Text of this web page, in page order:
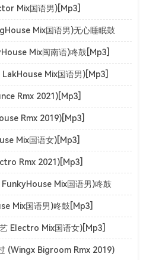
Mix国语男)[Mp3]
Mix国语男)无心睡眠鼓
Mix闽南语)咚鼓[Mp3]
Mix国语男)[Mp3]
Rmx 2021)[Mp3]
Rmx 2019)[Mp3]
Mix国语女)[Mp3]
Rmx 2021)[Mp3]
Mix国语男)咚鼓
Mix国语男)咚鼓[Mp3]
Electro Mix国语女)[Mp3]
(Wingx Bigroom Rmx 2019)